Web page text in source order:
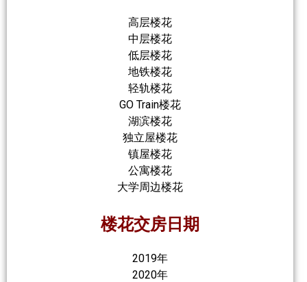
高层楼花
中层楼花
低层楼花
地铁楼花
轻轨楼花
GO Train楼花
湖滨楼花
独立屋楼花
镇屋楼花
公寓楼花
大学周边楼花
楼花交房日期
2019年
2020年